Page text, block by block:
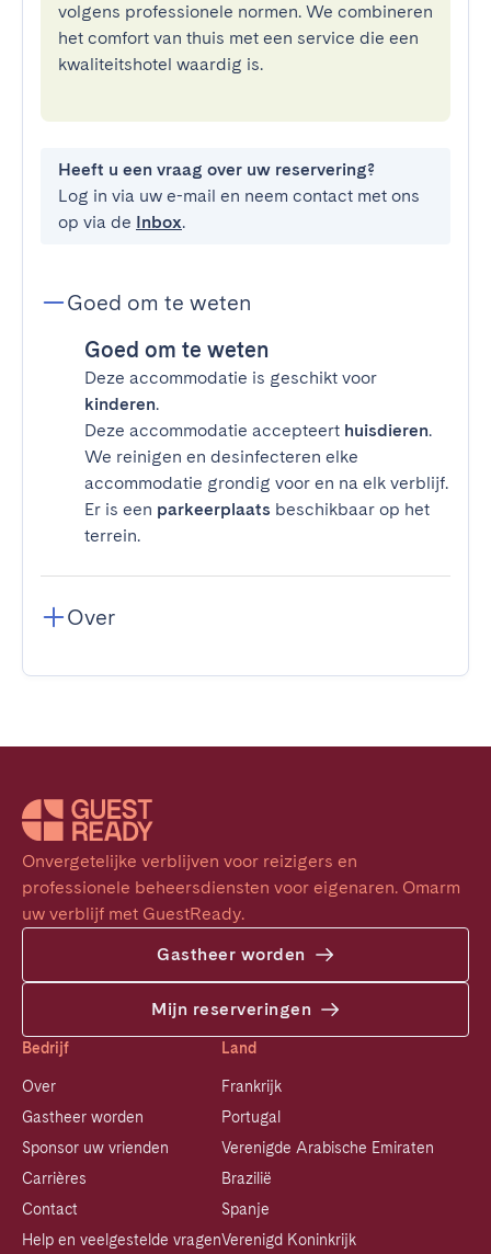
volgens professionele normen. We combineren
het comfort van thuis met een service die een
kwaliteitshotel waardig is.
Heeft u een vraag over uw reservering?
Log in via uw e-mail en neem contact met ons
op via de Inbox.
Goed om te weten
Goed om te weten
Deze accommodatie is geschikt voor
kinderen.
Deze accommodatie accepteert huisdieren.
We reinigen en desinfecteren elke
accommodatie grondig voor en na elk verblijf.
Er is een parkeerplaats beschikbaar op het
terrein.
Over
Onvergetelijke verblijven voor reizigers en
professionele beheersdiensten voor eigenaren. Omarm
uw verblijf met GuestReady.
Gastheer worden
Mijn reserveringen
Bedrijf
Over
Gastheer worden
Sponsor uw vrienden
Carrières
Contact
Help en veelgestelde vragen
Land
Frankrijk
Portugal
Verenigde Arabische Emiraten
Brazilië
Spanje
Verenigd Koninkrijk